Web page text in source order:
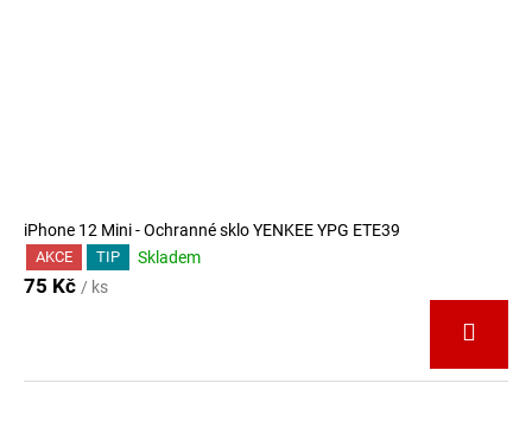
iPhone 12 Mini - Ochranné sklo YENKEE YPG ETE39
AKCE TIP Skladem
75 Kč / ks